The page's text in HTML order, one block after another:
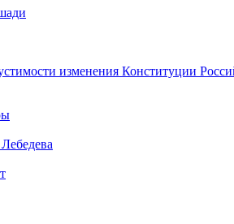
изменения Конституции